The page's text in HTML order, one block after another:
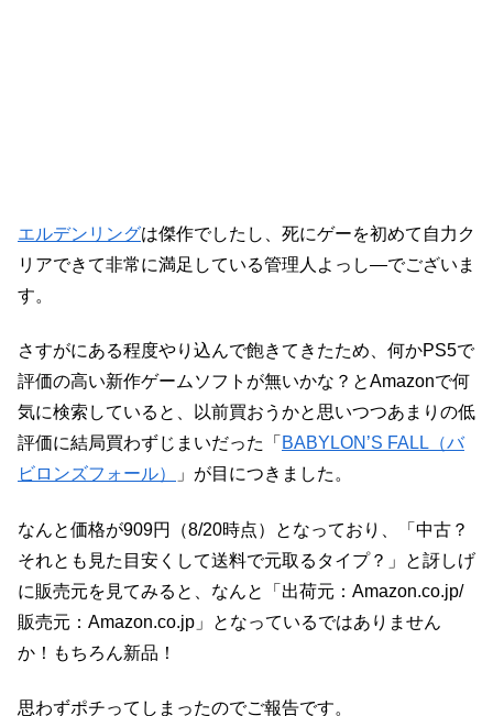
エルデンリングは傑作でしたし、死にゲーを初めて自力ク
リアできて非常に満足している管理人よっし―でございま
す。
さすがにある程度やり込んで飽きてきたため、何かPS5で
評価の高い新作ゲームソフトが無いかな？とAmazonで何
気に検索していると、以前買おうかと思いつつあまりの低
評価に結局買わずじまいだった「 BABYLON’S FALL（バ
ビロンズフォール）
」が目につきました。
なんと価格が909円（8/20時点）となっており、「中古？
それとも見た目安くして送料で元取るタイプ？」と訝しげ
に販売元を見てみると、なんと「出荷元：Amazon.co.jp/
販売元：Amazon.co.jp」となっているではありません
か！もちろん新品！
思わずポチってしまったのでご報告です。